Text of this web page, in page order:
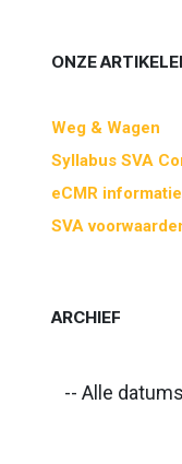
ONZE
Weg & Wagen
Syllabus SVA
eCMR informatie
SVA
ARCHIEF